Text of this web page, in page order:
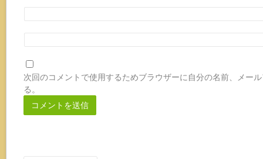
次回のコメントで使用するためブラウザーに自分の名前、メー
る。